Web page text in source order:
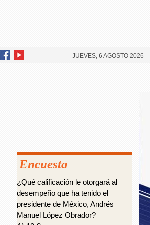
JUEVES, 6 AGOSTO 2026
Encuesta
¿Qué calificación le otorgará al
desempeño que ha tenido el
presidente de México, Andrés
Manuel López Obrador?